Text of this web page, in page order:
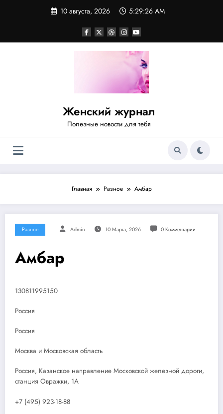
10 августа, 2026 5:29:26 AM
Женский журнал
Полезные новости для тебя
Главная Разное Амбар
Разное Admin 10 Марта, 2026 0 Комментарии
Амбар
130811995150
Россия
Россия
Москва и Московская область
Россия, Казанское направление Московской железной дороги,
станция Овражки, 1А
+7 (495) 923-18-88